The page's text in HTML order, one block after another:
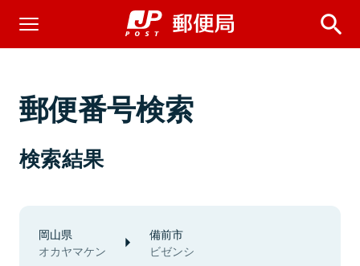
郵便番号検索
検索結果
岡山県
オカヤマケン
備前市
ビゼンシ